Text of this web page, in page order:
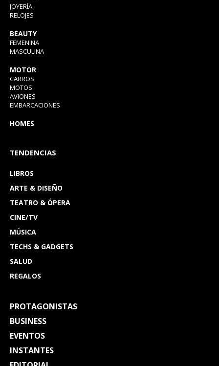
JOYERÍA
RELOJES
BEAUTY
FEMENINA
MASCULINA
MOTOR
CARROS
MOTOS
AVIONES
EMBARCACIONES
HOMES
TENDENCIAS
LIBROS
ARTE & DISEÑO
TEATRO & ÓPERA
CINE/TV
MÚSICA
TECHS & GADGETS
SALUD
REGALOS
PROTAGONISTAS
BUSINESS
EVENTOS
INSTANTES